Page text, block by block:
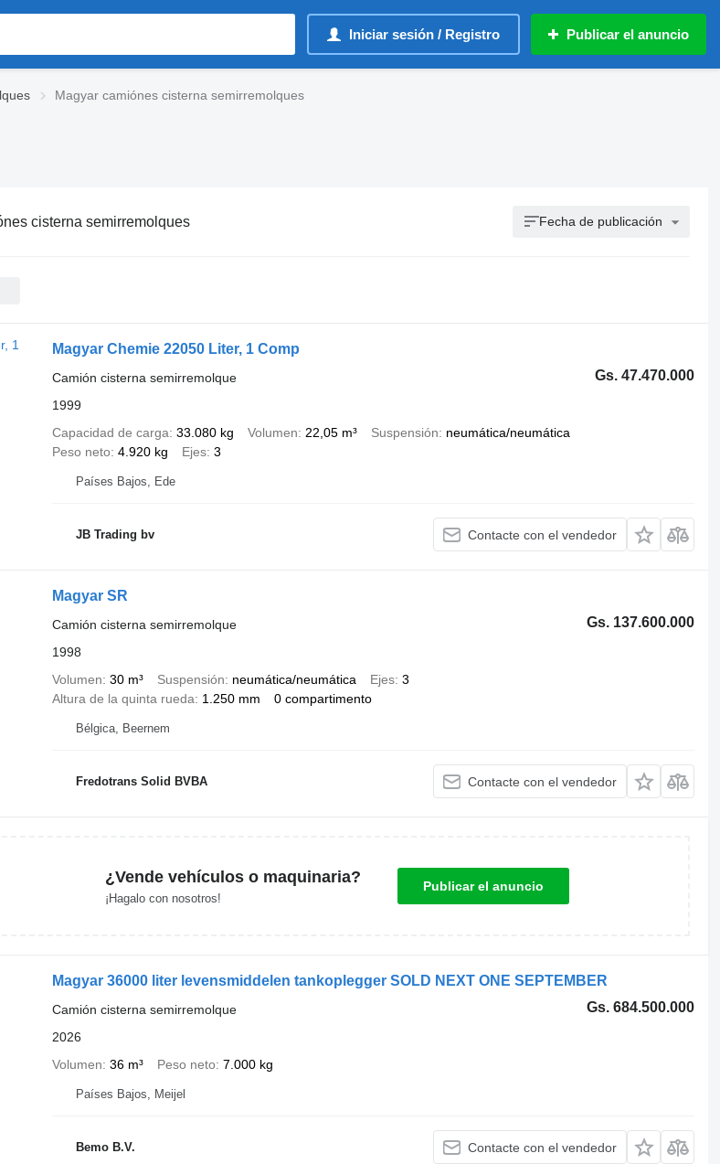
Iniciar sesión / Registro Publicar el anuncio
Magyar camiónes cisterna semirremolques
cisterna semirremolques Fecha de publicación
Magyar Chemie 22050 Liter, 1 Comp
Gs. 47.470.000
Camión cisterna semirremolque
1999
Capacidad de carga 33.080 kg Volumen 22,05 m³ Suspensión
neumática/neumática
Peso neto 4.920 kg Ejes 3
Países Bajos, Ede
JB Trading bv Contacte con el vendedor
Magyar SR
Gs. 137.600.000
Camión cisterna semirremolque
1998
Volumen 30 m³ Suspensión neumática/neumática Ejes 3
Altura de la quinta rueda
1.250 mm 0 compartimento
Bélgica, Beernem
Fredotrans Solid BVBA Contacte con el vendedor
¿Vende vehículos o maquinaria?
¡Hagalo con nosotros!
Publicar el anuncio
Magyar 36000 liter levensmiddelen tankoplegger SOLD NEXT ONE SEPTEMBER
Gs. 684.500.000
Camión cisterna semirremolque
2026
Volumen 36 m³ Peso neto 7.000 kg
Países Bajos, Meijel
Bemo B.V. Contacte con el vendedor